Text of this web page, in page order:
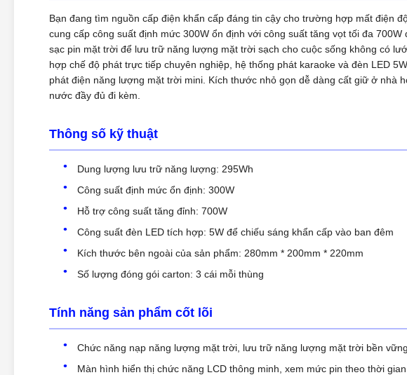
Bạn đang tìm nguồn cấp điện khẩn cấp đáng tin cậy cho trường hợp mất điện
cung cấp công suất định mức 300W ổn định với công suất tăng vọt tối đa
sạc pin mặt trời để lưu trữ năng lượng mặt trời sạch cho cuộc sống không có
hợp chế độ phát trực tiếp chuyên nghiệp, hệ thống phát karaoke và đèn LED
phát điện năng lượng mặt trời mini. Kích thước nhỏ gọn dễ dàng cất giữ ở nhà
nước đầy đủ đi kèm.
Thông số kỹ thuật
Dung lượng lưu trữ năng lượng: 295Wh
Công suất định mức ổn định: 300W
Hỗ trợ công suất tăng đỉnh: 700W
Công suất đèn LED tích hợp: 5W để chiếu sáng khẩn cấp vào ban đêm
Kích thước bên ngoài của sản phẩm: 280mm * 200mm * 220mm
Số lượng đóng gói carton: 3 cái mỗi thùng
Tính năng sản phẩm cốt lõi
Chức năng nạp năng lượng mặt trời, lưu trữ năng lượng mặt trời bền
Màn hình hiển thị chức năng LCD thông minh, xem mức pin theo thời